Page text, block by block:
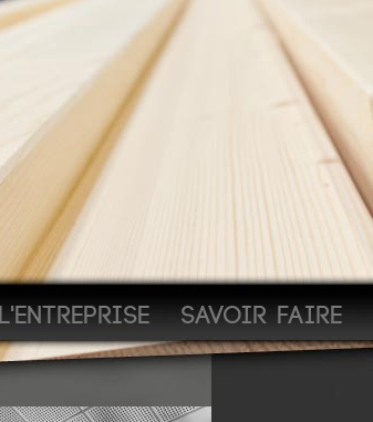
L'ENTREPRISE SAVOIR FAIRE